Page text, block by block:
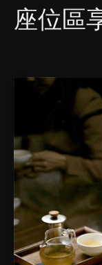
座位區